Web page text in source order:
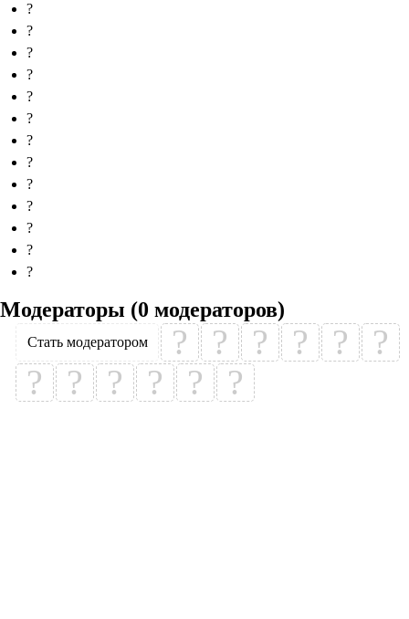
?
?
?
?
?
?
?
?
?
?
?
?
?
Модераторы (0 модераторов)
Стать модератором ? ? ? ? ?
?
?
? ? ? ? ?